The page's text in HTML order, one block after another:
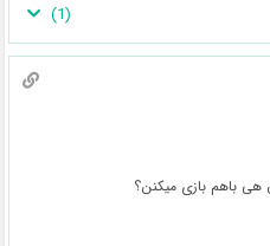
(
1
)
باهم بازی میکنن؟